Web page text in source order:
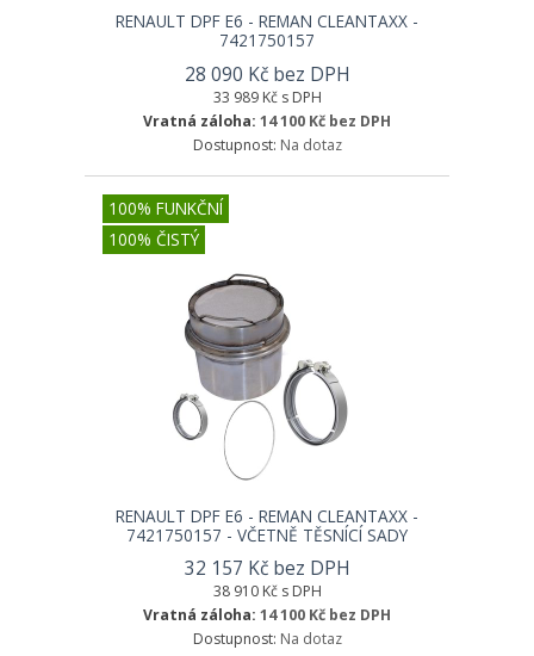
RENAULT DPF E6 - REMAN CLEANTAXX -
7421750157
28 090 Kč bez DPH
33 989 Kč s DPH
Vratná záloha: 14 100 Kč bez DPH
Dostupnost: Na dotaz
100% FUNKČNÍ
100% ČISTÝ
RENAULT DPF E6 - REMAN CLEANTAXX -
7421750157 - VČETNĚ TĚSNÍCÍ SADY
32 157 Kč bez DPH
38 910 Kč s DPH
Vratná záloha: 14 100 Kč bez DPH
Dostupnost: Na dotaz